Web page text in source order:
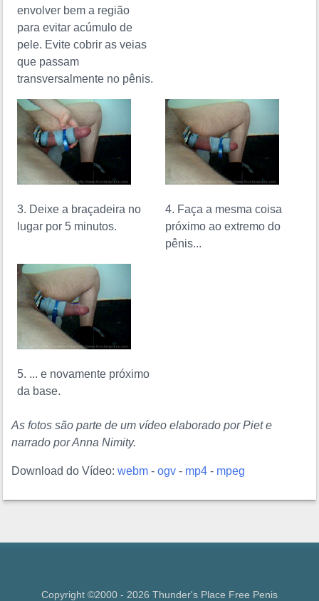
envolver bem a região
para evitar acúmulo de
pele. Evite cobrir as veias
que passam
transversalmente no pênis.
3. Deixe a braçadeira no
lugar por 5 minutos.
4. Faça a mesma coisa
próximo ao extremo do
pênis...
5. ... e novamente próximo
da base.
As fotos são parte de um vídeo elaborado por Piet e
narrado por Anna Nimity.
Download do Vídeo:webm -ogv - mp4 - mpeg
Copyright ©2000 - 2026 Thunder's Place Free Penis